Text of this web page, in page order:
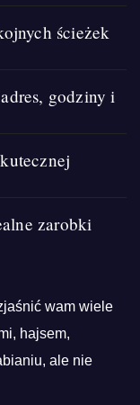
ścieżek
godziny i
zarobki
wam wiele
hajsem,
ale nie